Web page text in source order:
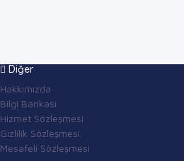
Diğer
Hakkımızda
Bilgi Bankası
Hizmet Sözleşmesi
Gizlilik Sözleşmesi
Mesafeli Sözleşmesi